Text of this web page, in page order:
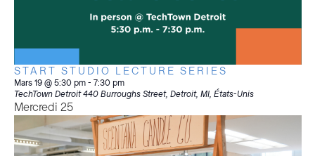
START STUDIO LECTURE SERIES
Mars 19 @ 5:30 pm- 7:30 pm
TechTown Detroit 440 Burroughs Street, Detroit, MI, États-Unis
Mercredi 25